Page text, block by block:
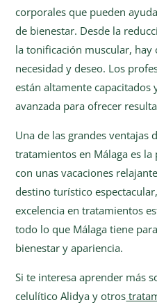
corporales que pueden
de bienestar. Desde la
la tonificación muscular, hay
necesidad y deseo. Los
están altamente
avanzada para ofrecer
Una de las grandes ventajas
tratamientos en Málaga es
con unas vacaciones
destino turístico
excelencia en tratamientos
todo lo que Málaga tiene
bienestar y apariencia.
Si te interesa aprender más
celulítico Alidya y otros